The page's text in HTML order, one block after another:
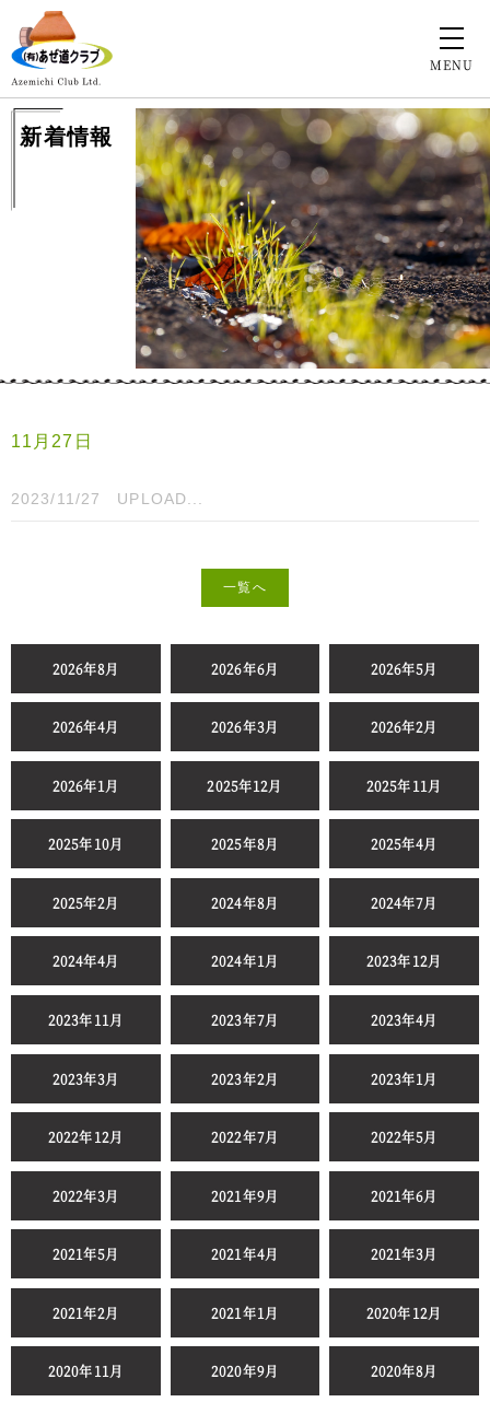
MENU
新着情報
11月27日
2023/11/27 UPLOAD...
一覧へ
2026年8月 2026年6月 2026年5月
2026年4月 2026年3月 2026年2月
2026年1月 2025年12月 2025年11月
2025年10月 2025年8月 2025年4月
2025年2月 2024年8月 2024年7月
2024年4月 2024年1月 2023年12月
2023年11月 2023年7月 2023年4月
2023年3月 2023年2月 2023年1月
2022年12月 2022年7月 2022年5月
2022年3月 2021年9月 2021年6月
2021年5月 2021年4月 2021年3月
2021年2月 2021年1月 2020年12月
2020年11月 2020年9月 2020年8月